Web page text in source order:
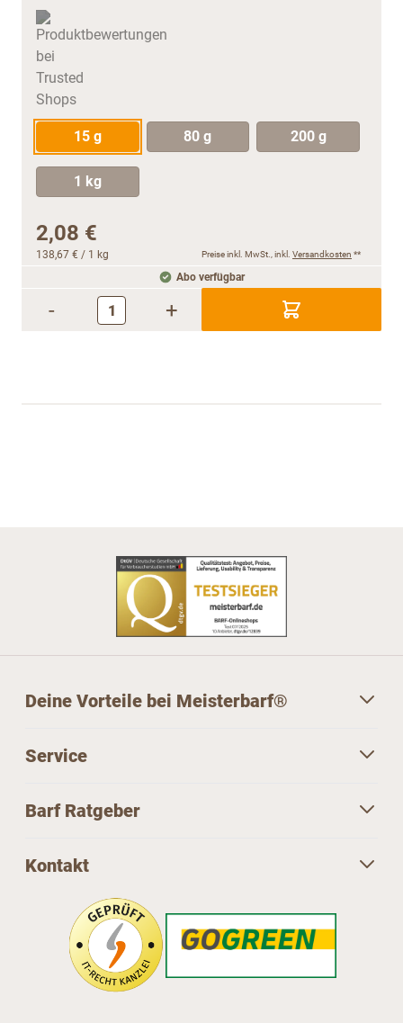
15 g 80 g 200 g
1 kg
2,08 €
138,67 € / 1 kg Preise inkl. MwSt., inkl. Versandkosten **
Abo verfügbar
- +
Deine Vorteile bei Meisterbarf®
Service
Barf Ratgeber
Kontakt